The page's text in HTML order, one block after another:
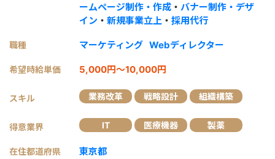
ームページ制作・作成 ・ バナー制作・デザ
イン ・ 新規事業立上 ・ 採用代行
職種 マーケティング Webディレクター
希望時給単価 5,000円～10,000円
スキル 業務改革 戦略設計 組織構築
得意業界 IT 医療機器 製薬
在住都道府県 東京都